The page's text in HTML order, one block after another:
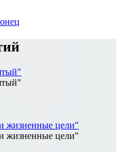
жизненные цели"
жизненные цели"